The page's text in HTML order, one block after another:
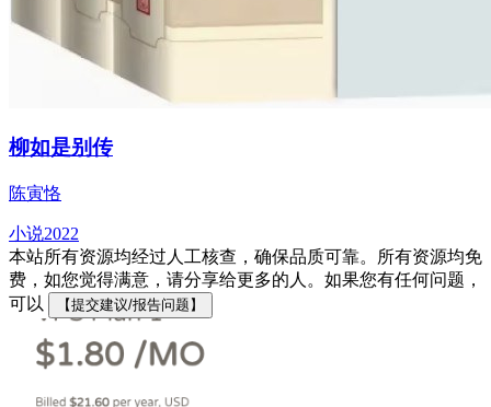
柳如是别传
陈寅恪
小说2022
本站所有资源均经过人工核查，确保品质可靠。所有资源均免
费，如您觉得满意，请分享给更多的人。如果您有任何问题，
可以
【提交建议/报告问题】